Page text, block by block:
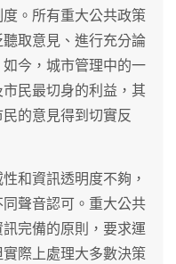
。所有重大公共政策
取意見、進行充分論
今，城市管理中的一
民最切身的利益，其
的意見得到切實反
和資訊透明度不夠，
聲音認可。重大公共
完備的原則，要求運
際上處理大多數決策